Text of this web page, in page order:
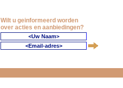
Wilt u geinformeerd worden
over acties en aanbiedingen?